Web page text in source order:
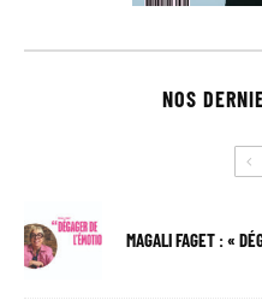
NOS
MAGALI FAGET : «